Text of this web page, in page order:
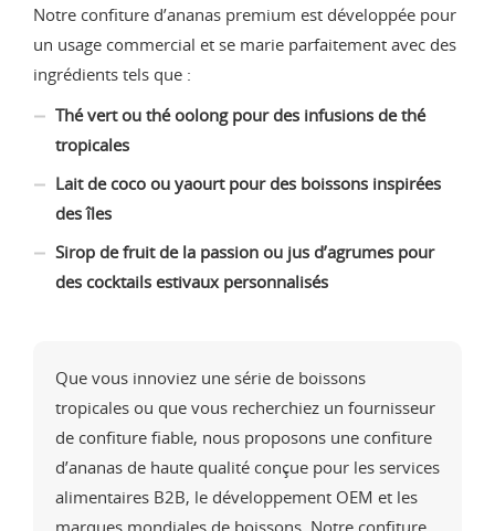
Notre confiture d’ananas premium est développée pour
un usage commercial et se marie parfaitement avec des
ingrédients tels que :
Thé vert ou thé oolong pour des infusions de thé
tropicales
Lait de coco ou yaourt pour des boissons inspirées
des îles
Sirop de fruit de la passion ou jus d’agrumes pour
des cocktails estivaux personnalisés
Que vous innoviez une série de boissons
tropicales ou que vous recherchiez un fournisseur
de confiture fiable, nous proposons une confiture
d’ananas de haute qualité conçue pour les services
alimentaires B2B, le développement OEM et les